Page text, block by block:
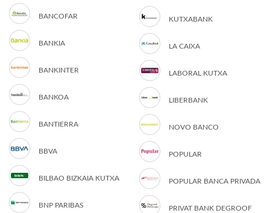
BANCOFAR
BANKIA
BANKINTER
BANKOA
BANTIERRA
BBVA
BILBAO BIZKAIA KUTXA
BNP PARIBAS
KUTXABANK
LA CAIXA
LABORAL KUTXA
LIBERBANK
NOVO BANCO
POPULAR
POPULAR BANCA PRIVADA
PRIVAT BANK DEGROOF